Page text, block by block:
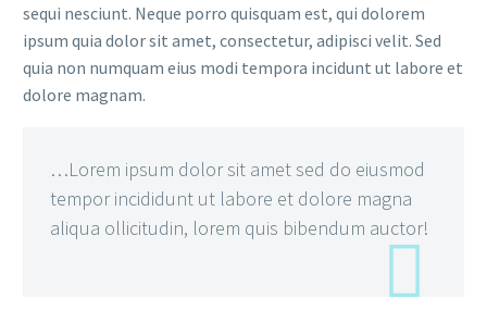
sequi nesciunt. Neque porro quisquam est, qui dolorem
ipsum quia dolor sit amet, consectetur, adipisci velit. Sed
quia non numquam eius modi tempora incidunt ut labore et
dolore magnam.
…Lorem ipsum dolor sit amet sed do eiusmod
tempor incididunt ut labore et dolore magna
aliqua ollicitudin, lorem quis bibendum auctor!